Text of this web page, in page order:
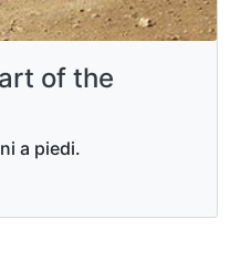
of the
a piedi.